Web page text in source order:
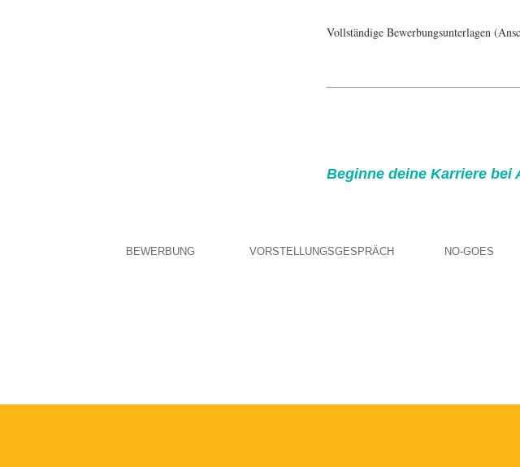
Vollständige Bewerbungsunterlagen
Beginne deine Karriere bei
BEWERBUNG VORSTELLUNGSGESPRÄCH NO-GOES